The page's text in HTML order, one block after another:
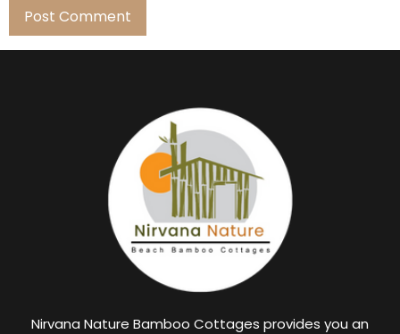
Nirvana Nature Bamboo Cottages provides you an